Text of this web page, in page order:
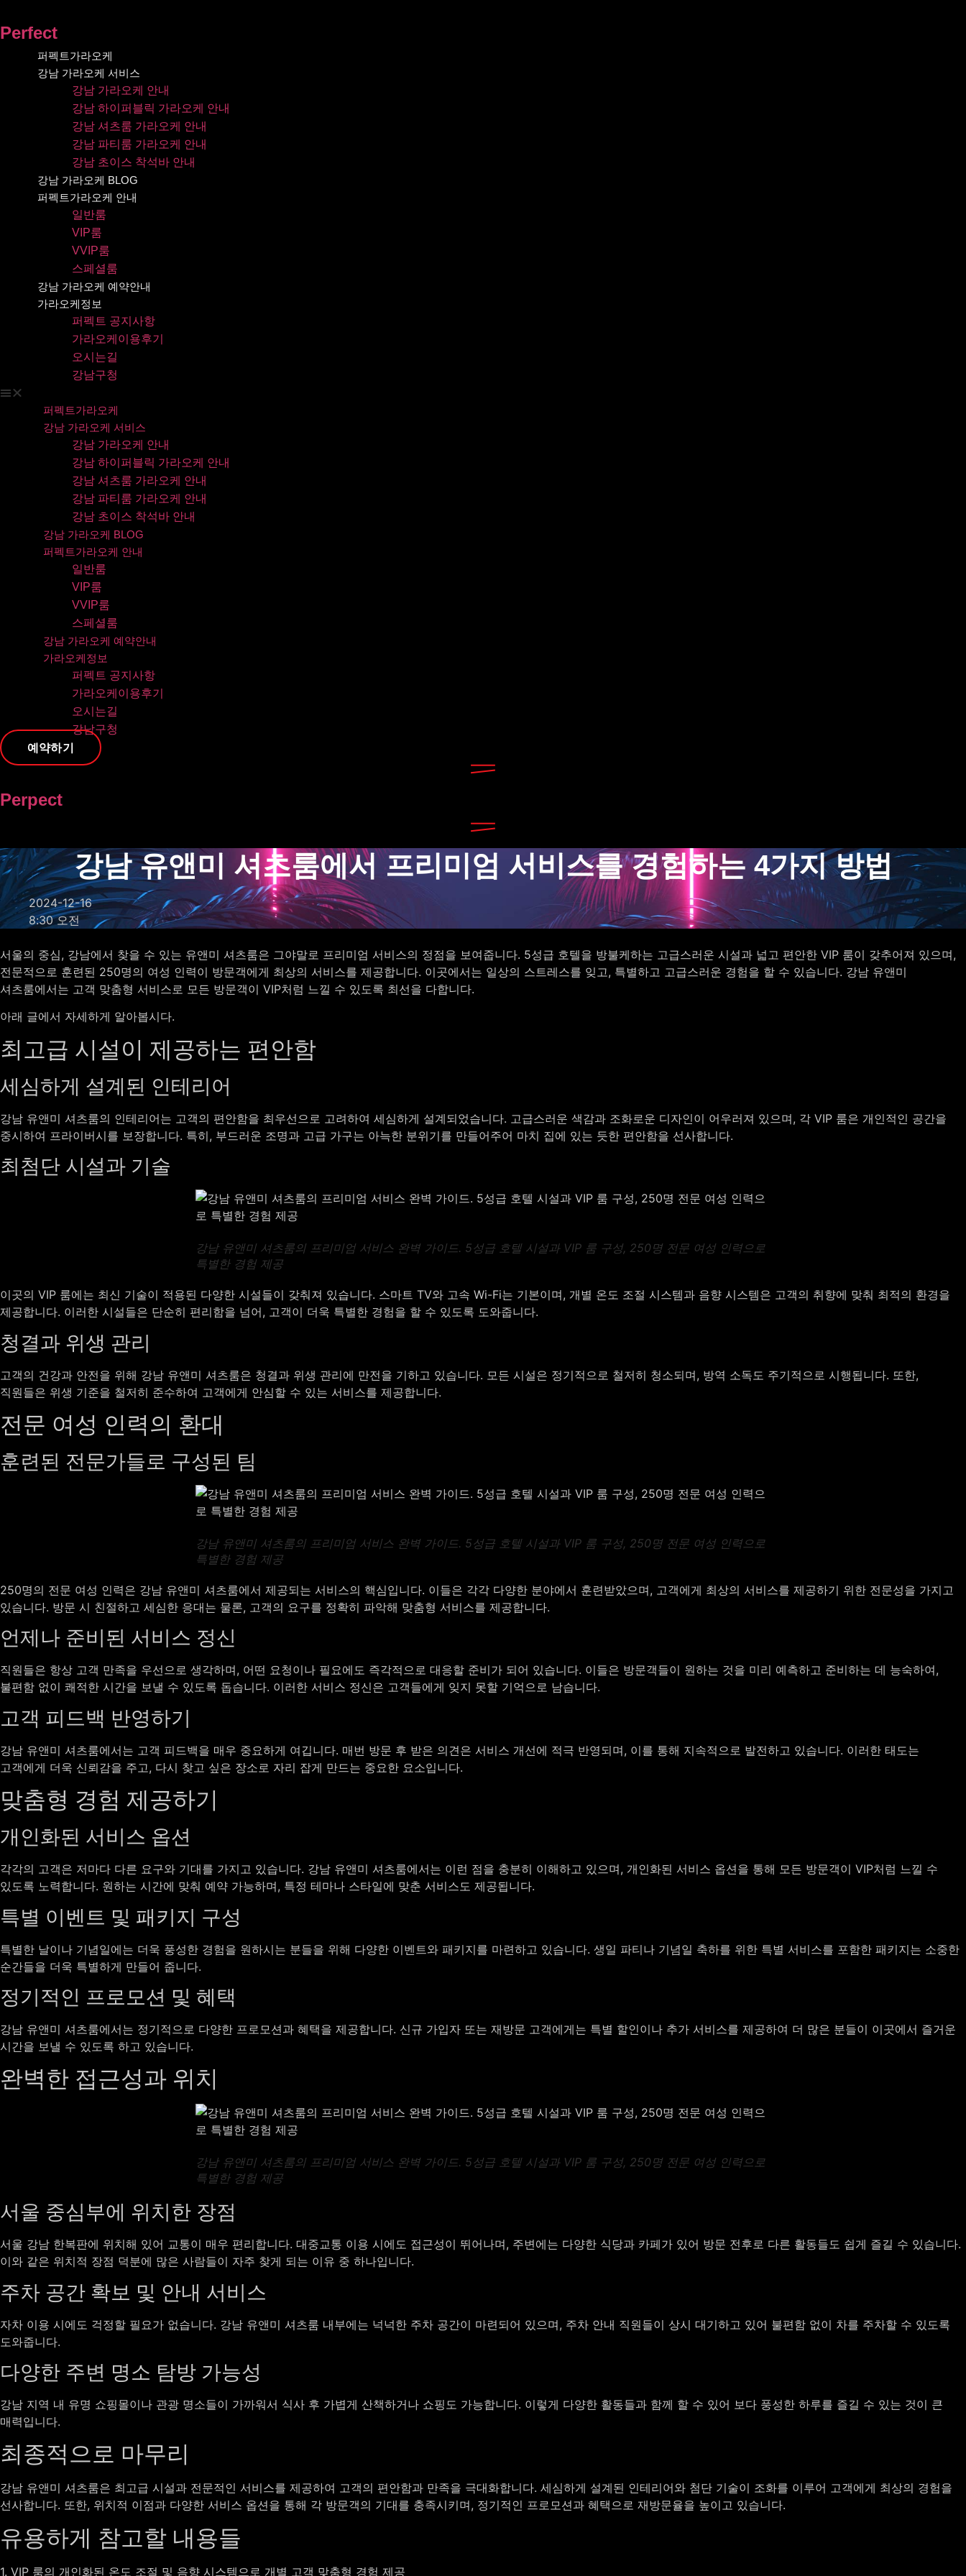
건너뛰기
Perfect
퍼펙트가라오케
강남 가라오케 서비스
강남 가라오케 안내
강남 하이퍼블릭 가라오케 안내
강남 셔츠룸 가라오케 안내
강남 파티룸 가라오케 안내
강남 초이스 착석바 안내
강남 가라오케 BLOG
퍼펙트가라오케 안내
일반룸
VIP룸
VVIP룸
스페셜룸
강남 가라오케 예약안내
가라오케정보
퍼펙트 공지사항
가라오케이용후기
오시는길
강남구청
퍼펙트가라오케
강남 가라오케 서비스
강남 가라오케 안내
강남 하이퍼블릭 가라오케 안내
강남 셔츠룸 가라오케 안내
강남 파티룸 가라오케 안내
강남 초이스 착석바 안내
강남 가라오케 BLOG
퍼펙트가라오케 안내
일반룸
VIP룸
VVIP룸
스페셜룸
강남 가라오케 예약안내
가라오케정보
퍼펙트 공지사항
가라오케이용후기
오시는길
강남구청
예약하기
Perpect
강남 유앤미 셔츠룸에서 프리미엄 서비스를 경험하는 4가지 방법
2024-12-16
8:30 오전
서울의 중심, 강남에서 찾을 수 있는 유앤미 셔츠룸은 그야말로 프리미엄 서비스의 정점을 보여줍니다. 5성급 호텔을 방불케하는 고급스러운 시설과 넓고 편안한 VIP 룸이 갖추어져 있으며,
전문적으로 훈련된 250명의 여성 인력이 방문객에게 최상의 서비스를 제공합니다. 이곳에서는 일상의 스트레스를 잊고, 특별하고 고급스러운 경험을 할 수 있습니다. 강남 유앤미
셔츠룸에서는 고객 맞춤형 서비스로 모든 방문객이 VIP처럼 느낄 수 있도록 최선을 다합니다.
아래 글에서 자세하게 알아봅시다.
최고급 시설이 제공하는 편안함
세심하게 설계된 인테리어
강남 유앤미 셔츠룸의 인테리어는 고객의 편안함을 최우선으로 고려하여 세심하게 설계되었습니다. 고급스러운 색감과 조화로운 디자인이 어우러져 있으며, 각 VIP 룸은 개인적인 공간을
중시하여 프라이버시를 보장합니다. 특히, 부드러운 조명과 고급 가구는 아늑한 분위기를 만들어주어 마치 집에 있는 듯한 편안함을 선사합니다.
최첨단 시설과 기술
강남 유앤미 셔츠룸의 프리미엄 서비스 완벽 가이드. 5성급 호텔 시설과 VIP 룸 구성, 250명 전문 여성 인력으로
특별한 경험 제공
이곳의 VIP 룸에는 최신 기술이 적용된 다양한 시설들이 갖춰져 있습니다. 스마트 TV와 고속 Wi-Fi는 기본이며, 개별 온도 조절 시스템과 음향 시스템은 고객의 취향에 맞춰 최적의 환경을
제공합니다. 이러한 시설들은 단순히 편리함을 넘어, 고객이 더욱 특별한 경험을 할 수 있도록 도와줍니다.
청결과 위생 관리
고객의 건강과 안전을 위해 강남 유앤미 셔츠룸은 청결과 위생 관리에 만전을 기하고 있습니다. 모든 시설은 정기적으로 철저히 청소되며, 방역 소독도 주기적으로 시행됩니다. 또한,
직원들은 위생 기준을 철저히 준수하여 고객에게 안심할 수 있는 서비스를 제공합니다.
전문 여성 인력의 환대
훈련된 전문가들로 구성된 팀
강남 유앤미 셔츠룸의 프리미엄 서비스 완벽 가이드. 5성급 호텔 시설과 VIP 룸 구성, 250명 전문 여성 인력으로
특별한 경험 제공
250명의 전문 여성 인력은 강남 유앤미 셔츠룸에서 제공되는 서비스의 핵심입니다. 이들은 각각 다양한 분야에서 훈련받았으며, 고객에게 최상의 서비스를 제공하기 위한 전문성을 가지고
있습니다. 방문 시 친절하고 세심한 응대는 물론, 고객의 요구를 정확히 파악해 맞춤형 서비스를 제공합니다.
언제나 준비된 서비스 정신
직원들은 항상 고객 만족을 우선으로 생각하며, 어떤 요청이나 필요에도 즉각적으로 대응할 준비가 되어 있습니다. 이들은 방문객들이 원하는 것을 미리 예측하고 준비하는 데 능숙하여,
불편함 없이 쾌적한 시간을 보낼 수 있도록 돕습니다. 이러한 서비스 정신은 고객들에게 잊지 못할 기억으로 남습니다.
고객 피드백 반영하기
강남 유앤미 셔츠룸에서는 고객 피드백을 매우 중요하게 여깁니다. 매번 방문 후 받은 의견은 서비스 개선에 적극 반영되며, 이를 통해 지속적으로 발전하고 있습니다. 이러한 태도는
고객에게 더욱 신뢰감을 주고, 다시 찾고 싶은 장소로 자리 잡게 만드는 중요한 요소입니다.
맞춤형 경험 제공하기
개인화된 서비스 옵션
각각의 고객은 저마다 다른 요구와 기대를 가지고 있습니다. 강남 유앤미 셔츠룸에서는 이런 점을 충분히 이해하고 있으며, 개인화된 서비스 옵션을 통해 모든 방문객이 VIP처럼 느낄 수
있도록 노력합니다. 원하는 시간에 맞춰 예약 가능하며, 특정 테마나 스타일에 맞춘 서비스도 제공됩니다.
특별 이벤트 및 패키지 구성
특별한 날이나 기념일에는 더욱 풍성한 경험을 원하시는 분들을 위해 다양한 이벤트와 패키지를 마련하고 있습니다. 생일 파티나 기념일 축하를 위한 특별 서비스를 포함한 패키지는 소중한
순간들을 더욱 특별하게 만들어 줍니다.
정기적인 프로모션 및 혜택
강남 유앤미 셔츠룸에서는 정기적으로 다양한 프로모션과 혜택을 제공합니다. 신규 가입자 또는 재방문 고객에게는 특별 할인이나 추가 서비스를 제공하여 더 많은 분들이 이곳에서 즐거운
시간을 보낼 수 있도록 하고 있습니다.
완벽한 접근성과 위치
강남 유앤미 셔츠룸의 프리미엄 서비스 완벽 가이드. 5성급 호텔 시설과 VIP 룸 구성, 250명 전문 여성 인력으로
특별한 경험 제공
서울 중심부에 위치한 장점
서울 강남 한복판에 위치해 있어 교통이 매우 편리합니다. 대중교통 이용 시에도 접근성이 뛰어나며, 주변에는 다양한 식당과 카페가 있어 방문 전후로 다른 활동들도 쉽게 즐길 수 있습니다.
이와 같은 위치적 장점 덕분에 많은 사람들이 자주 찾게 되는 이유 중 하나입니다.
주차 공간 확보 및 안내 서비스
자차 이용 시에도 걱정할 필요가 없습니다. 강남 유앤미 셔츠룸 내부에는 넉넉한 주차 공간이 마련되어 있으며, 주차 안내 직원들이 상시 대기하고 있어 불편함 없이 차를 주차할 수 있도록
도와줍니다.
다양한 주변 명소 탐방 가능성
강남 지역 내 유명 쇼핑몰이나 관광 명소들이 가까워서 식사 후 가볍게 산책하거나 쇼핑도 가능합니다. 이렇게 다양한 활동들과 함께 할 수 있어 보다 풍성한 하루를 즐길 수 있는 것이 큰
매력입니다.
최종적으로 마무리
강남 유앤미 셔츠룸은 최고급 시설과 전문적인 서비스를 제공하여 고객의 편안함과 만족을 극대화합니다. 세심하게 설계된 인테리어와 첨단 기술이 조화를 이루어 고객에게 최상의 경험을
선사합니다. 또한, 위치적 이점과 다양한 서비스 옵션을 통해 각 방문객의 기대를 충족시키며, 정기적인 프로모션과 혜택으로 재방문율을 높이고 있습니다.
유용하게 참고할 내용들
1. VIP 룸의 개인화된 온도 조절 및 음향 시스템으로 개별 고객 맞춤형 경험 제공